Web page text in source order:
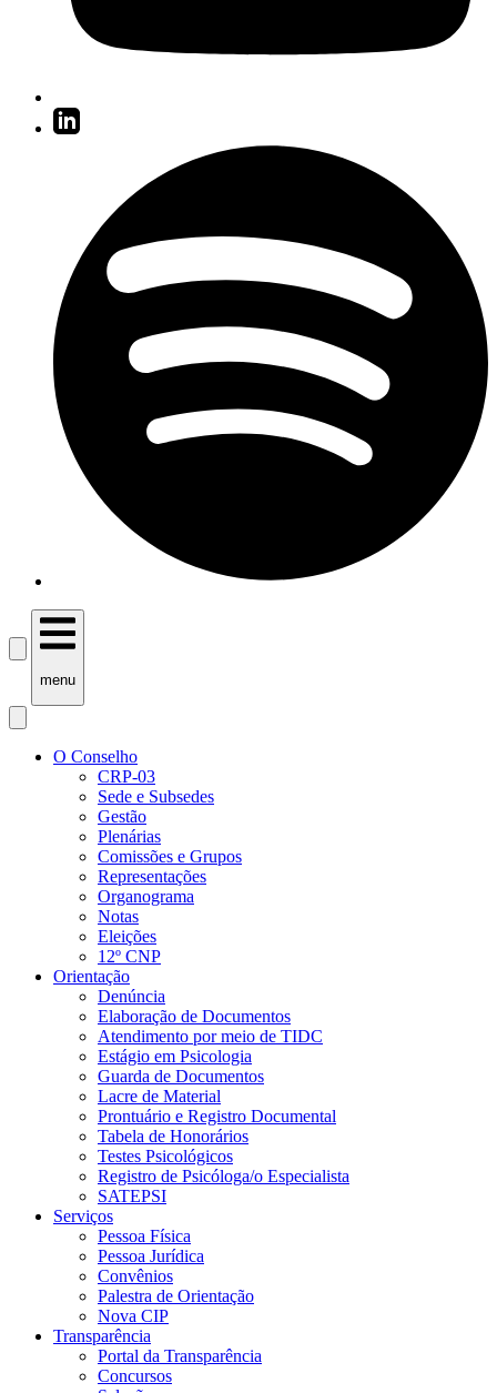
menu
O Conselho
CRP-03
Sede e Subsedes
Gestão
Plenárias
Comissões e Grupos
Representações
Organograma
Notas
Eleições
12º CNP
Orientação
Denúncia
Elaboração de Documentos
Atendimento por meio de TIDC
Estágio em Psicologia
Guarda de Documentos
Lacre de Material
Prontuário e Registro Documental
Tabela de Honorários
Testes Psicológicos
Registro de Psicóloga/o Especialista
SATEPSI
Serviços
Pessoa Física
Pessoa Jurídica
Convênios
Palestra de Orientação
Nova CIP
Transparência
Portal da Transparência
Concursos